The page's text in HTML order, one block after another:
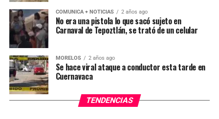
COMUNICA + NOTICIAS 2 años ago
No era una pistola lo que sacó sujeto en
Carnaval de Tepoztlán, se trató de un celular
MORELOS 2 años ago
Se hace viral ataque a conductor esta tarde en
Cuernavaca
TENDENCIAS